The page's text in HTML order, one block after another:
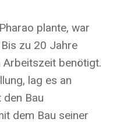
plante, war
zu 20 Jahre
Arbeitszeit benötigt.
lag es an
Bau
dem Bau seiner